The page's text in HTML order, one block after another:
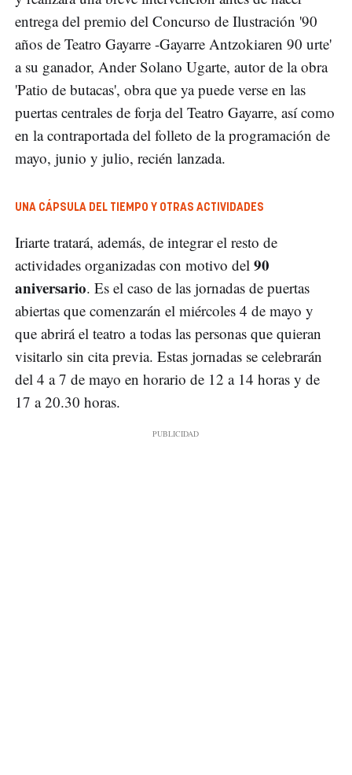
entrega del premio del Concurso de Ilustración '90
años de Teatro Gayarre -Gayarre Antzokiaren 90 urte'
a su ganador, Ander Solano Ugarte, autor de la obra
'Patio de butacas', obra que ya puede verse en las
puertas centrales de forja del Teatro Gayarre, así como
en la contraportada del folleto de la programación de
mayo, junio y julio, recién lanzada.
UNA CÁPSULA DEL TIEMPO Y OTRAS ACTIVIDADES
Iriarte tratará, además, de integrar el resto de
actividades organizadas con motivo del 90
aniversario. Es el caso de las jornadas de puertas
abiertas que comenzarán el miércoles 4 de mayo y
que abrirá el teatro a todas las personas que quieran
visitarlo sin cita previa. Estas jornadas se celebrarán
del 4 a 7 de mayo en horario de 12 a 14 horas y de
17 a 20.30 horas.